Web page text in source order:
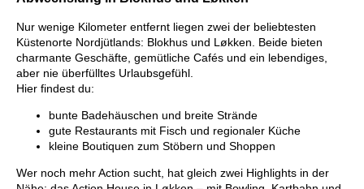
Nur wenige Kilometer entfernt liegen zwei der beliebtesten
Küstenorte Nordjütlands: Blokhus und Løkken. Beide bieten
charmante Geschäfte, gemütliche Cafés und ein lebendiges,
aber nie überfülltes Urlaubsgefühl.
Hier findest du:
bunte Badehäuschen und breite Strände
gute Restaurants mit Fisch und regionaler Küche
kleine Boutiquen zum Stöbern und Shoppen
Wer noch mehr Action sucht, hat gleich zwei Highlights in der